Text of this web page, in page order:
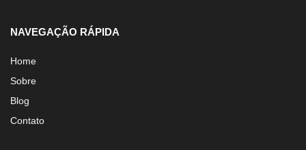
NAVEGAÇÃO RÁPIDA
Home
Sobre
Blog
Contato